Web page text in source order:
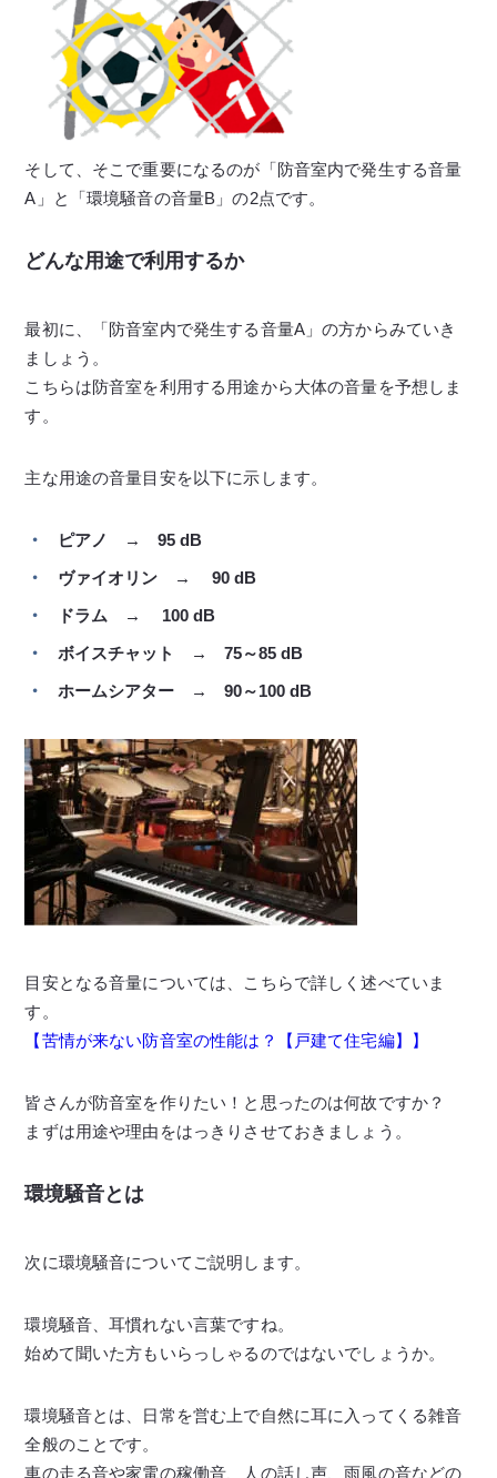
そして、そこで重要になるのが「防音室内で発生する音量
A」と「環境騒音の音量B」の2点です。
どんな用途で利用するか
最初に、「防音室内で発生する音量A」の方からみていき
ましょう。
こちらは防音室を利用する用途から大体の音量を予想しま
す。
主な用途の音量目安を以下に示します。
ピアノ → 95 dB
ヴァイオリン → 90 dB
ドラム → 100 dB
ボイスチャット → 75～85 dB
ホームシアター → 90～100 dB
目安となる音量については、こちらで詳しく述べていま
す。
【苦情が来ない防音室の性能は？【戸建て住宅編】】
皆さんが防音室を作りたい！と思ったのは何故ですか？
まずは用途や理由をはっきりさせておきましょう。
環境騒音とは
次に環境騒音についてご説明します。
環境騒音、耳慣れない言葉ですね。
始めて聞いた方もいらっしゃるのではないでしょうか。
環境騒音とは、日常を営む上で自然に耳に入ってくる雑音
全般のことです。
車の走る音や家電の稼働音、人の話し声、雨風の音などの